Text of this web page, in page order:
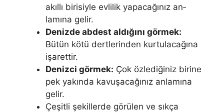
akıllı birisiyle evlilik yapacağınız an­
lamına gelir.
Denizde abdest aldığını görmek:
Bütün kötü dertlerinden kurtulacağına
işarettir.
Denizci görmek: Çok özlediğiniz birine
pek yakın­da kavuşacağınız anlamına
gelir.
Çeşitli şekillerde görülen ve sıkça